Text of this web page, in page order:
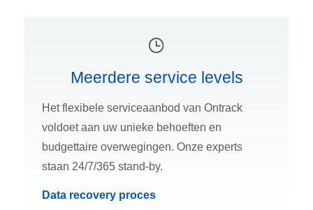
Meerdere service levels
Het flexibele serviceaanbod van Ontrack
voldoet aan uw unieke behoeften en
budgettaire overwegingen. Onze experts
staan 24/7/365 stand-by.
Data recovery proces